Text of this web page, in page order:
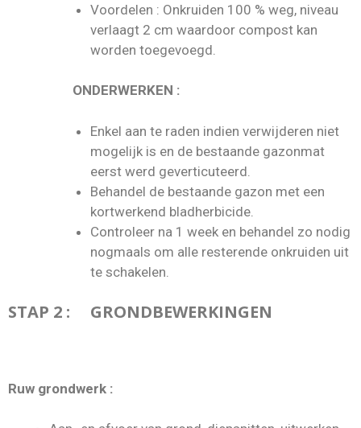
Voordelen : Onkruiden 100 % weg, niveau
verlaagt 2 cm waardoor compost kan
worden toegevoegd.
ONDERWERKEN :
Enkel aan te raden indien verwijderen niet
mogelijk is en de bestaande gazonmat
eerst werd geverticuteerd.
Behandel de bestaande gazon met een
kortwerkend bladherbicide.
Controleer na 1 week en behandel zo nodig
nogmaals om alle resterende onkruiden uit
te schakelen.
STAP 2 : GRONDBEWERKINGEN
Ruw grondwerk :